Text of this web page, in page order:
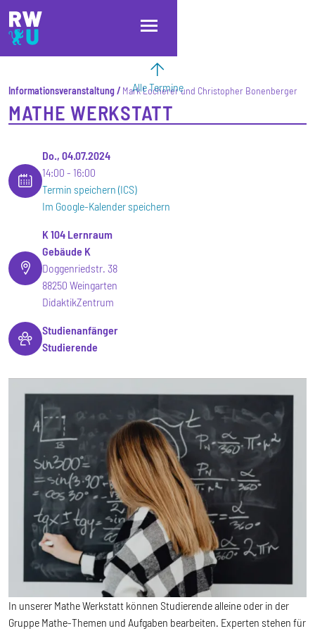
Direkt zum Inhalt
Direkt zur Hauptnavigation
Direkt zum Fußbereich
Alle Termine
Informationsveranstaltung Mark Locherer und Christopher Bonenberger
MATHE WERKSTATT
Do., 04.07.2024
14:00
16:00
Termin speichern (ICS)
Im Google-Kalender speichern
K 104 Lernraum
Gebäude K
Doggenriedstr. 38
88250 Weingarten
DidaktikZentrum
Studienanfänger
Studierende
In unserer Mathe Werkstatt können Studierende alleine oder in der
Gruppe Mathe-Themen und Aufgaben bearbeiten. Experten stehen für